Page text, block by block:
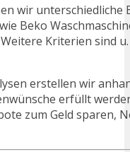
wir
Beko
Kriterien sind
erstellen wir
erfüllt
zum Geld sparen,